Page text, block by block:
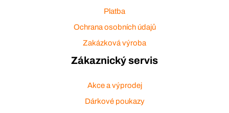
Platba
Ochrana osobních údajů
Zakázková výroba
Zákaznický servis
Akce a výprodej
Dárkové poukazy